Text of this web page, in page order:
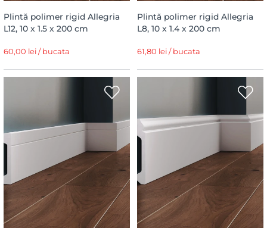
Plintă polimer rigid Allegria
L12, 10 x 1.5 x 200 cm
60,00 lei / bucata
Plintă polimer rigid Allegria
L8, 10 x 1.4 x 200 cm
61,80 lei / bucata